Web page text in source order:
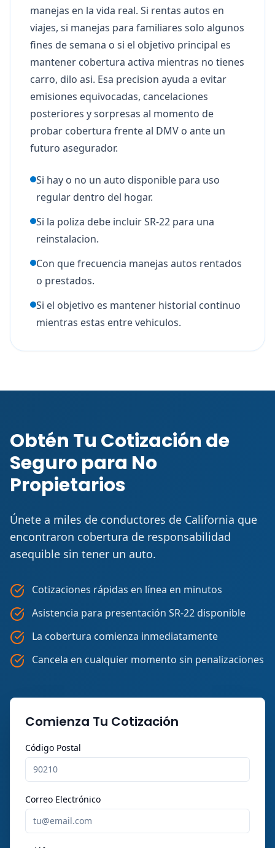
manejas en la vida real. Si rentas autos en
viajes, si manejas para familiares solo algunos
fines de semana o si el objetivo principal es
mantener cobertura activa mientras no tienes
carro, dilo asi. Esa precision ayuda a evitar
emisiones equivocadas, cancelaciones
posteriores y sorpresas al momento de
probar cobertura frente al DMV o ante un
futuro asegurador.
Si hay o no un auto disponible para uso
regular dentro del hogar.
Si la poliza debe incluir SR-22 para una
reinstalacion.
Con que frecuencia manejas autos rentados
o prestados.
Si el objetivo es mantener historial continuo
mientras estas entre vehiculos.
Obtén Tu Cotización de
Seguro para No
Propietarios
Únete a miles de conductores de California que
encontraron cobertura de responsabilidad
asequible sin tener un auto.
Cotizaciones rápidas en línea en minutos
Asistencia para presentación SR-22 disponible
La cobertura comienza inmediatamente
Cancela en cualquier momento sin penalizaciones
Comienza Tu Cotización
Código Postal
Correo Electrónico